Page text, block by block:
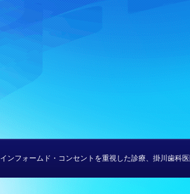
インフォームド・コンセントを重視した診療、掛川歯科